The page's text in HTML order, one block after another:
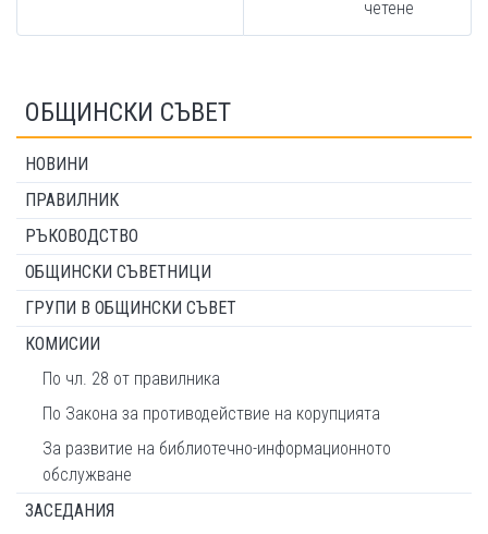
четене
ОБЩИНСКИ СЪВЕТ
НОВИНИ
ПРАВИЛНИК
РЪКОВОДСТВО
ОБЩИНСКИ СЪВЕТНИЦИ
ГРУПИ В ОБЩИНСКИ СЪВЕТ
КОМИСИИ
По чл. 28 от правилника
По Закона за противодействие на корупцията
За развитие на библиотечно-информационното
обслужване
ЗАСЕДАНИЯ